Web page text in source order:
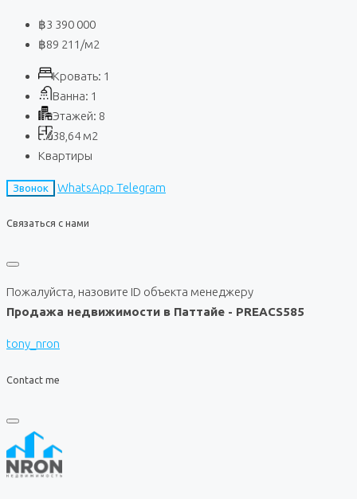
฿3 390 000
฿89 211 /м2
Кровать: 1
Ванна: 1
Этажей: 8
38,64 м2
Квартиры
Звонок WhatsApp Telegram
Связаться с нами
Пожалуйста, назовите ID объекта менеджеру
Продажа недвижимости в Паттайе - PREACS585
tony_nron
Contact me